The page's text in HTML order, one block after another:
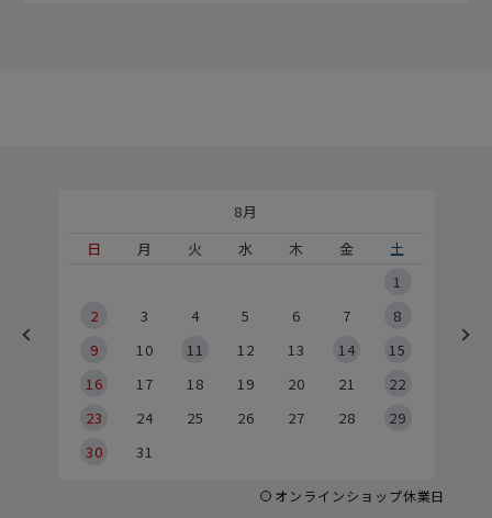
8月
日
月 火 水 木 金
土
1
2
3 4 5 6 7
8
9
10 11 12 13 14
15
16
17 18 19 20 21
22
23
24 25 26 27 28
29
30
31
オンラインショップ休業日